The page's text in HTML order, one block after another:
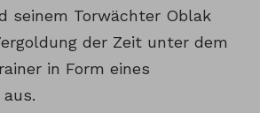
seinem Torwächter Oblak
der Zeit unter dem
in Form eines